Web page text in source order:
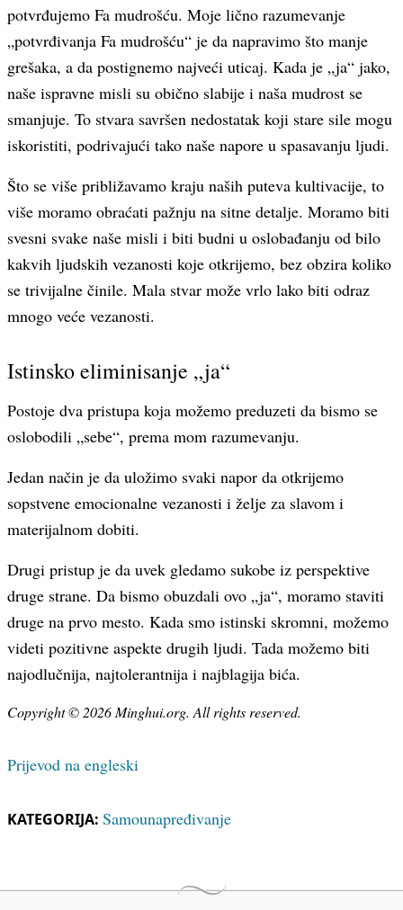
potvrđujemo Fa mudrošću. Moje lično razumevanje
„potvrđivanja Fa mudrošću“ je da napravimo što manje
grešaka, a da postignemo najveći uticaj. Kada je „ja“ jako,
naše ispravne misli su obično slabije i naša mudrost se
smanjuje. To stvara savršen nedostatak koji stare sile mogu
iskoristiti, podrivajući tako naše napore u spasavanju ljudi.
Što se više približavamo kraju naših puteva kultivacije, to
više moramo obraćati pažnju na sitne detalje. Moramo biti
svesni svake naše misli i biti budni u oslobađanju od bilo
kakvih ljudskih vezanosti koje otkrijemo, bez obzira koliko
se trivijalne činile. Mala stvar može vrlo lako biti odraz
mnogo veće vezanosti.
Istinsko eliminisanje „ja“
Postoje dva pristupa koja možemo preduzeti da bismo se
oslobodili „sebe“, prema mom razumevanju.
Jedan način je da uložimo svaki napor da otkrijemo
sopstvene emocionalne vezanosti i želje za slavom i
materijalnom dobiti.
Drugi pristup je da uvek gledamo sukobe iz perspektive
druge strane. Da bismo obuzdali ovo „ja“, moramo staviti
druge na prvo mesto. Kada smo istinski skromni, možemo
videti pozitivne aspekte drugih ljudi. Tada možemo biti
najodlučnija, najtolerantnija i najblagija bića.
Copyright © 2026 Minghui.org. All rights reserved.
Prijevod na engleski
KATEGORIJA: Samounapređivanje